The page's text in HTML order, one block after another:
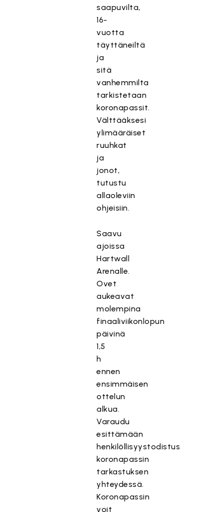
saapuvilta,
16-
vuotta
täyttäneiltä
ja
sitä
vanhemmilta
tarkistetaan
koronapassit.
Välttääksesi
ylimääräiset
ruuhkat
ja
jonot,
tutustu
allaoleviin
ohjeisiin.
Saavu
ajoissa
Hartwall
Arenalle.
Ovet
aukeavat
molempina
finaaliviikonlopun
päivinä
1,5
h
ennen
ensimmäisen
ottelun
alkua.
Varaudu
esittämään
henkilöllisyystodistus
koronapassin
tarkastuksen
yhteydessä.
Koronapassin
voit